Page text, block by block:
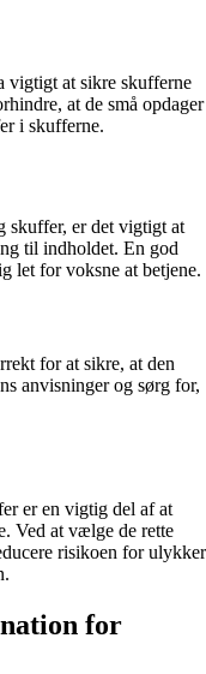
vigtigt at sikre skufferne
at de små opdager
i skufferne.
skuffer, er det vigtigt at
til indholdet. En god
let for voksne at betjene.
for at sikre, at den
anvisninger og sørg for,
er en vigtig del af at
Ved at vælge de rette
risikoen for ulykker
for